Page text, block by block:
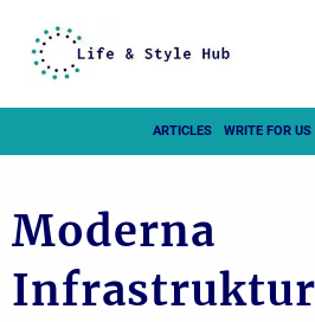
content
ARTICLES WRITE FOR US
Moderna